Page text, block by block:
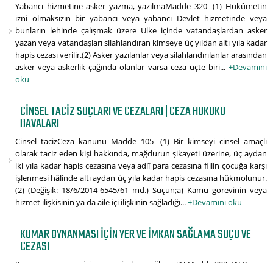
Yabancı hizmetine asker yazma, yazılmaMadde 320- (1) Hükûmetin
izni olmaksızın bir yabancı veya yabancı Devlet hizmetinde veya
bunların lehinde çalışmak üzere Ülke içinde vatandaşlardan asker
yazan veya vatandaşları silahlandıran kimseye üç yıldan altı yıla kadar
hapis cezası verilir.(2) Asker yazılanlar veya silahlandırılanlar arasından
asker veya askerlik çağında olanlar varsa ceza üçte biri... +Devamını
oku
CINSEL TACIZ SUÇLARI VE CEZALARI | CEZA HUKUKU
DAVALARI
Cinsel tacizCeza kanunu Madde 105- (1) Bir kimseyi cinsel amaçlı
olarak taciz eden kişi hakkında, mağdurun şikayeti üzerine, üç aydan
iki yıla kadar hapis cezasına veya adlî para cezasına fiilin çocuğa karşı
işlenmesi hâlinde altı aydan üç yıla kadar hapis cezasına hükmolunur.
(2) (Değişik: 18/6/2014-6545/61 md.) Suçun;a) Kamu görevinin veya
hizmet ilişkisinin ya da aile içi ilişkinin sağladığı...+Devamını oku
KUMAR OYNANMASI IÇIN YER VE IMKAN SAĞLAMA SUÇU VE
CEZASI